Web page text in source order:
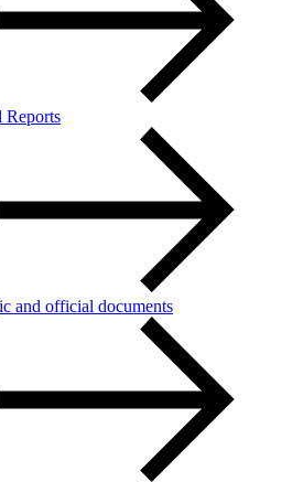
Reports
and official documents